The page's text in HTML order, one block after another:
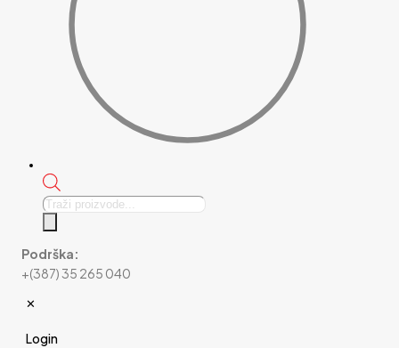
Products
Podrška:
+(387) 35 265 040
✕
Login